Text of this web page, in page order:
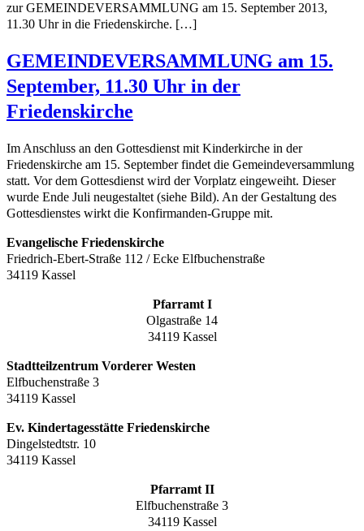
zur GEMEINDEVERSAMMLUNG am 15. September 2013,
11.30 Uhr in die Friedenskirche. […]
GEMEINDEVERSAMMLUNG am 15.
September, 11.30 Uhr in der
Friedenskirche
Im Anschluss an den Gottesdienst mit Kinderkirche in der
Friedenskirche am 15. September findet die Gemeindeversammlung
statt. Vor dem Gottesdienst wird der Vorplatz eingeweiht. Dieser
wurde Ende Juli neugestaltet (siehe Bild). An der Gestaltung des
Gottesdienstes wirkt die Konfirmanden-Gruppe mit.
Evangelische Friedenskirche
Friedrich-Ebert-Straße 112 / Ecke Elfbuchenstraße
34119 Kassel
Pfarramt I
Olgastraße 14
34119 Kassel
Stadtteilzentrum Vorderer Westen
Elfbuchenstraße 3
34119 Kassel
Ev. Kindertagesstätte Friedenskirche
Dingelstedtstr. 10
34119 Kassel
Pfarramt II
Elfbuchenstraße 3
34119 Kassel